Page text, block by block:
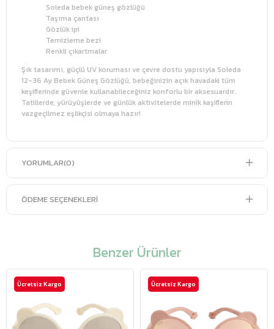
Soleda bebek güneş gözlüğü
Taşıma çantası
Gözlük ipi
Temizleme bezi
Renkli çıkartmalar
Şık tasarımı, güçlü UV koruması ve çevre dostu yapısıyla Soleda
12-36 Ay Bebek Güneş Gözlüğü, bebeğinizin açık havadaki tüm
keşiflerinde güvenle kullanabileceğiniz konforlu bir aksesuardır.
Tatillerde, yürüyüşlerde ve günlük aktivitelerde minik kaşiflerin
vazgeçilmez eşlikçisi olmaya hazır!
YORUMLAR(0)
ÖDEME SEÇENEKLERI
Benzer Ürünler
Ücretsiz Kargo Ücretsiz Kargo